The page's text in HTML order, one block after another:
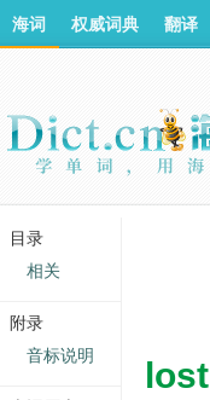
海词 权威词典 翻译
目录
相关
附录
音标说明